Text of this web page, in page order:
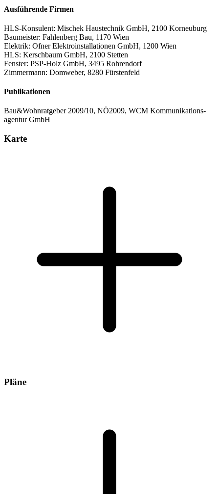
Ausführende Firmen
HLS-Konsulent: Mischek Haustechnik GmbH, 2100 Korneuburg
Baumeister: Fahlenberg Bau, 1170 Wien
Elektrik: Ofner Elektroinstallationen GmbH, 1200 Wien
HLS: Kerschbaum GmbH, 2100 Stetten
Fenster: PSP-Holz GmbH, 3495 Rohrendorf
Zimmermann: Domweber, 8280 Fürstenfeld
Publikationen
Bau&Wohnratgeber 2009/10, NÖ2009, WCM Kommunikations-
agentur GmbH
Karte
Pläne